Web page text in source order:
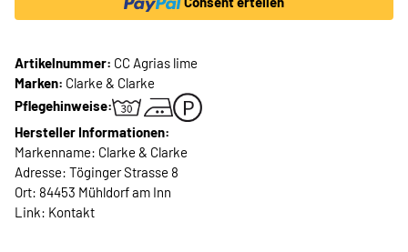
Artikelnummer: CC Agrias lime
Marken: Clarke & Clarke
Pflegehinweise:
Hersteller Informationen:
Markenname: Clarke & Clarke
Adresse: Töginger Strasse 8
Ort: 84453 Mühldorf am Inn
Link: Kontakt